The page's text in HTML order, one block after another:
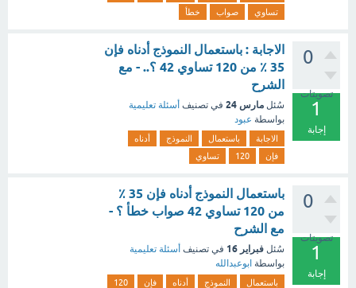
تساوي
صواب خطأ
0
تصويتات
1
إجابة
الاجابة : باستعمال النموذج أدناه فإن
35 ٪ من 120 تساوي 42 ؟.. - مع
الشرح
سُئل مارس 24 في تصنيف أسئلة تعليمية
بواسطة عبود
الاجابة باستعمال النموذج
أدناه
فإن
120 تساوي
0
تصويتات
1
إجابة
باستعمال النموذج أدناه فإن 35 ٪
من 120 تساوي 42 صواب خطأ ؟ -
مع الشرح
سُئل فبراير 16 في تصنيف أسئلة تعليمية
بواسطة ابوعبدالله
باستعمال النموذج أدناه فإن
120